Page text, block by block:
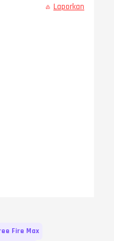
Laporkan
Fire Max